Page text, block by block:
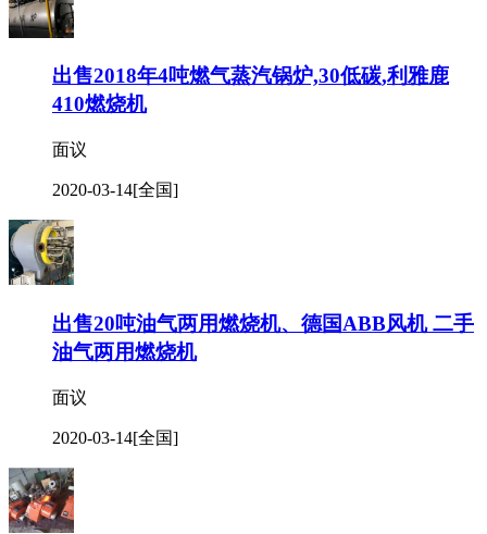
出售2018年4吨燃气蒸汽锅炉,30低碳,利雅鹿
410燃烧机
面议
2020-03-14[全国]
出售20吨油气两用燃烧机、德国ABB风机 二手
油气两用燃烧机
面议
2020-03-14[全国]